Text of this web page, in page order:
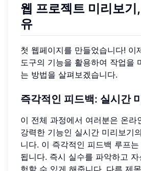
웹 프로젝트 미리보기
유
첫 웹페이지를 만들었습니다! 이
도구의 기능을 활용하여 작업을
는 방법을 살펴보겠습니다.
즉각적인 피드백: 실시간
이 전체 과정에서 여러분은 온라
강력한 기능인 실시간 미리보기
니다. 이 즉각적인 피드백 루프
됩니다. 즉시 실수를 파악하고